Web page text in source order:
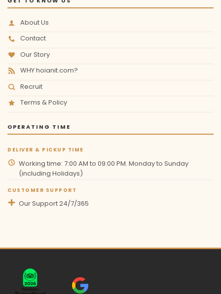
About Us
Contact
Our Story
WHY hoianit.com?
Recruit
Terms & Policy
OPERATING TIME
DELIVER & PICKUP TIME
Working time: 7:00 AM to 09:00 PM. Monday to Sunday
(including Holidays)
CUSTOMER SUPPORT
Our Support 24/7/365